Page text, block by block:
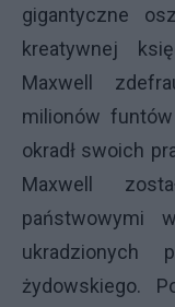
gigantyczne
kreatywnej
Maxwell
milionów
okradł swoich
Maxwell
państwowymi
ukradzionych
żydowskiego.